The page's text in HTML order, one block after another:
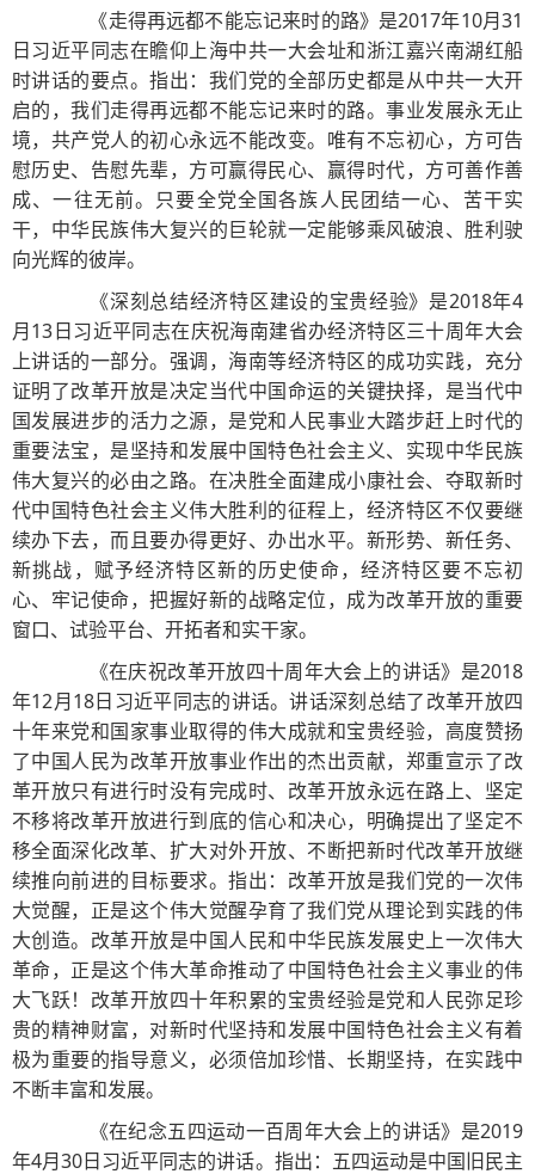
《走得再远都不能忘记来时的路》是2017年10月31
日习近平同志在瞻仰上海中共一大会址和浙江嘉兴南湖红船
时讲话的要点。指出：我们党的全部历史都是从中共一大开
启的，我们走得再远都不能忘记来时的路。事业发展永无止
境，共产党人的初心永远不能改变。唯有不忘初心，方可告
慰历史、告慰先辈，方可赢得民心、赢得时代，方可善作善
成、一往无前。只要全党全国各族人民团结一心、苦干实
干，中华民族伟大复兴的巨轮就一定能够乘风破浪、胜利驶
向光辉的彼岸。
《深刻总结经济特区建设的宝贵经验》是2018年4
月13日习近平同志在庆祝海南建省办经济特区三十周年大会
上讲话的一部分。强调，海南等经济特区的成功实践，充分
证明了改革开放是决定当代中国命运的关键抉择，是当代中
国发展进步的活力之源，是党和人民事业大踏步赶上时代的
重要法宝，是坚持和发展中国特色社会主义、实现中华民族
伟大复兴的必由之路。在决胜全面建成小康社会、夺取新时
代中国特色社会主义伟大胜利的征程上，经济特区不仅要继
续办下去，而且要办得更好、办出水平。新形势、新任务、
新挑战，赋予经济特区新的历史使命，经济特区要不忘初
心、牢记使命，把握好新的战略定位，成为改革开放的重要
窗口、试验平台、开拓者和实干家。
《在庆祝改革开放四十周年大会上的讲话》是2018
年12月18日习近平同志的讲话。讲话深刻总结了改革开放四
十年来党和国家事业取得的伟大成就和宝贵经验，高度赞扬
了中国人民为改革开放事业作出的杰出贡献，郑重宣示了改
革开放只有进行时没有完成时、改革开放永远在路上、坚定
不移将改革开放进行到底的信心和决心，明确提出了坚定不
移全面深化改革、扩大对外开放、不断把新时代改革开放继
续推向前进的目标要求。指出：改革开放是我们党的一次伟
大觉醒，正是这个伟大觉醒孕育了我们党从理论到实践的伟
大创造。改革开放是中国人民和中华民族发展史上一次伟大
革命，正是这个伟大革命推动了中国特色社会主义事业的伟
大飞跃！改革开放四十年积累的宝贵经验是党和人民弥足珍
贵的精神财富，对新时代坚持和发展中国特色社会主义有着
极为重要的指导意义，必须倍加珍惜、长期坚持，在实践中
不断丰富和发展。
《在纪念五四运动一百周年大会上的讲话》是2019
年4月30日习近平同志的讲话。指出：五四运动是中国旧民主